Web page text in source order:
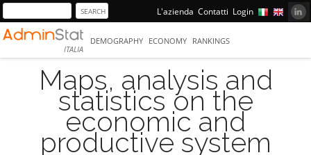
L'azienda Contatti Login
ITALIA
DEMOGRAPHY ECONOMY RANKINGS
Maps, analysis and
statistics on the
economic and
productive system